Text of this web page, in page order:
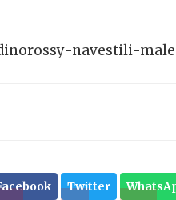
navestili-
Twitter